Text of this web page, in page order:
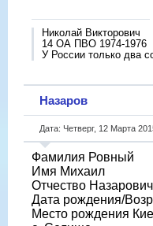
Николай Викторович
14 ОА ПВО 1974-1976
У России только два
Назаров
Дата: Четверг, 12 Марта
Фамилия Ровный
Имя Михаил
Отчество Назарович
Дата рождения/
Место рождения